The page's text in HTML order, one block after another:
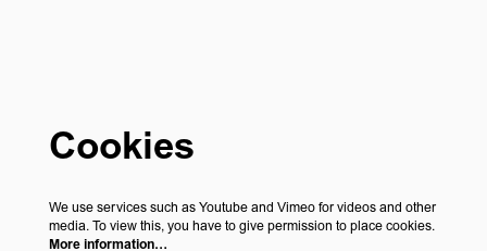
Cookies
We use services such as Youtube and Vimeo for videos and other
media. To view this, you have to give permission to place cookies.
More information…